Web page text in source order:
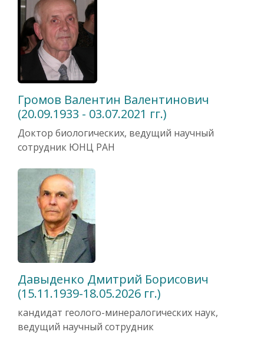
Громов Валентин Валентинович
(20.09.1933 - 03.07.2021 гг.)
Доктор биологических, ведущий научный
сотрудник ЮНЦ РАН
Давыденко Дмитрий Борисович
(15.11.1939-18.05.2026 гг.)
кандидат геолого-минералогических наук,
ведущий научный сотрудник